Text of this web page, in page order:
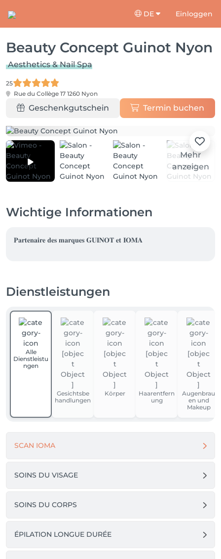
DE Einloggen
Beauty Concept Guinot Nyon
Aesthetics & Nail Spa
25
Rue du Collège 17 1260 Nyon
Geschenkgutschein Termin buchen
Mehr
anzeigen
Wichtige Informationen
𝐏𝐚𝐫𝐭𝐞𝐧𝐚𝐢𝐫𝐞 𝐝𝐞𝐬 𝐦𝐚𝐫𝐪𝐮𝐞𝐬 𝐆𝐔𝐈𝐍𝐎𝐓 𝐞𝐭 𝐈𝐎𝐌𝐀
Dienstleistungen
Alle
Dienstleistu
ngen
Gesichtsbe
handlungen
Körper
Haarentfern
ung
Augenbrau
en und
Makeup
SCAN IOMA
SOINS DU VISAGE
SOINS DU CORPS
ÉPILATION LONGUE DURÉE